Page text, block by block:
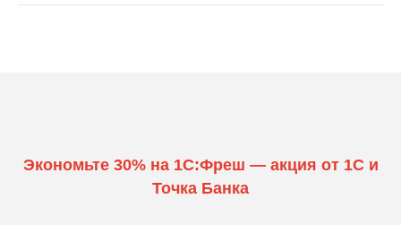
Экономьте 30% на 1С:Фреш — акция от 1С и
Точка Банка